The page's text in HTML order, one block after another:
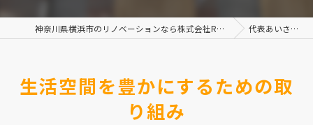
神奈川県横浜市のリノベーションなら株式会社RMC 代表あいさつ
生活空間を豊かにするための取
り組み